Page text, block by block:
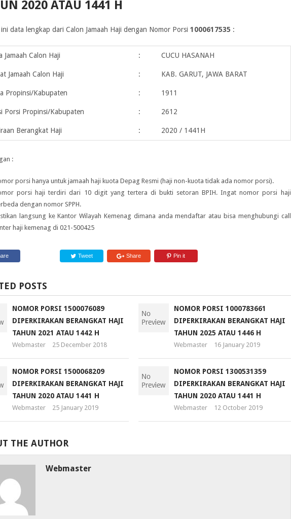
2020 ATAU 1441 H
data lengkap dari Calon Jamaah Haji dengan Nomor Porsi 1000617535 :
Jamaah Calon Haji : CUCU HASANAH
Jamaah Calon Haji : KAB. GARUT, JAWA BARAT
Propinsi/Kabupaten : 1911
Porsi Propinsi/Kabupaten : 2612
Berangkat Haji : 2020 / 1441H
:
porsi hanya untuk jamaah haji kuota Depag Resmi (haji non-kuota tidak ada nomor porsi).
porsi haji terdiri dari 10 digit yang tertera di bukti setoran BPIH. Ingat nomor porsi haji
dengan nomor SPPH.
langsung ke Kantor Wilayah Kemenag dimana anda mendaftar atau bisa menghubungi call
haji kemenag di 021-500425
Tweet Share Pin it
POSTS
NOMOR PORSI 1500076089
DIPERKIRAKAN BERANGKAT HAJI
TAHUN 2021 ATAU 1442 H
Webmaster 25 December 2018
NOMOR PORSI 1000783661
DIPERKIRAKAN BERANGKAT HAJI
TAHUN 2025 ATAU 1446 H
Webmaster 16 January 2019
NOMOR PORSI 1500068209
DIPERKIRAKAN BERANGKAT HAJI
TAHUN 2020 ATAU 1441 H
Webmaster 25 January 2019
NOMOR PORSI 1300531359
DIPERKIRAKAN BERANGKAT HAJI
TAHUN 2020 ATAU 1441 H
Webmaster 12 October 2019
THE AUTHOR
Webmaster